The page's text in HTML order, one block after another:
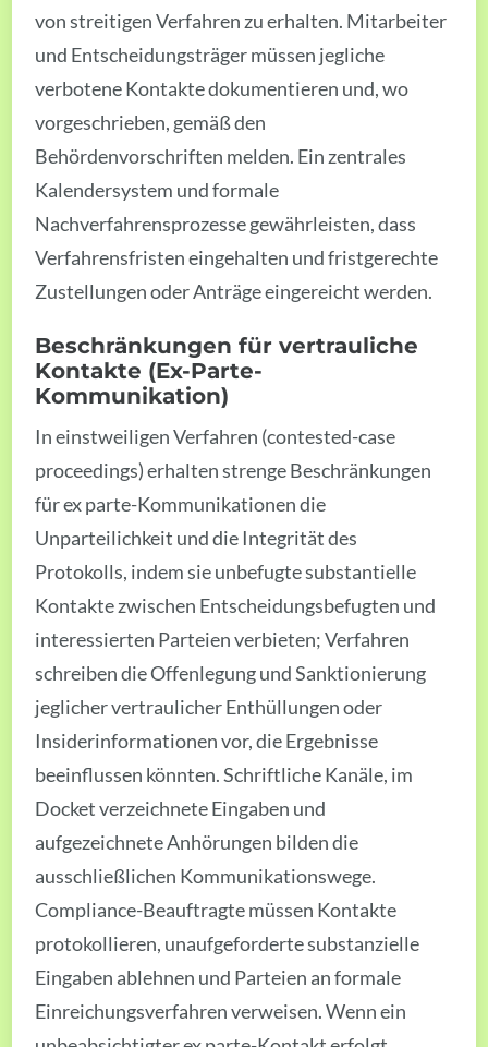
von streitigen Verfahren zu erhalten. Mitarbeiter
und Entscheidungsträger müssen jegliche
verbotene Kontakte dokumentieren und, wo
vorgeschrieben, gemäß den
Behördenvorschriften melden. Ein zentrales
Kalendersystem und formale
Nachverfahrensprozesse gewährleisten, dass
Verfahrensfristen eingehalten und fristgerechte
Zustellungen oder Anträge eingereicht werden.
Beschränkungen für vertrauliche
Kontakte (Ex-Parte-
Kommunikation)
In einstweiligen Verfahren (contested-case
proceedings) erhalten strenge Beschränkungen
für ex parte-Kommunikationen die
Unparteilichkeit und die Integrität des
Protokolls, indem sie unbefugte substantielle
Kontakte zwischen Entscheidungsbefugten und
interessierten Parteien verbieten; Verfahren
schreiben die Offenlegung und Sanktionierung
jeglicher vertraulicher Enthüllungen oder
Insiderinformationen vor, die Ergebnisse
beeinflussen könnten. Schriftliche Kanäle, im
Docket verzeichnete Eingaben und
aufgezeichnete Anhörungen bilden die
ausschließlichen Kommunikationswege.
Compliance-Beauftragte müssen Kontakte
protokollieren, unaufgeforderte substanzielle
Eingaben ablehnen und Parteien an formale
Einreichungsverfahren verweisen. Wenn ein